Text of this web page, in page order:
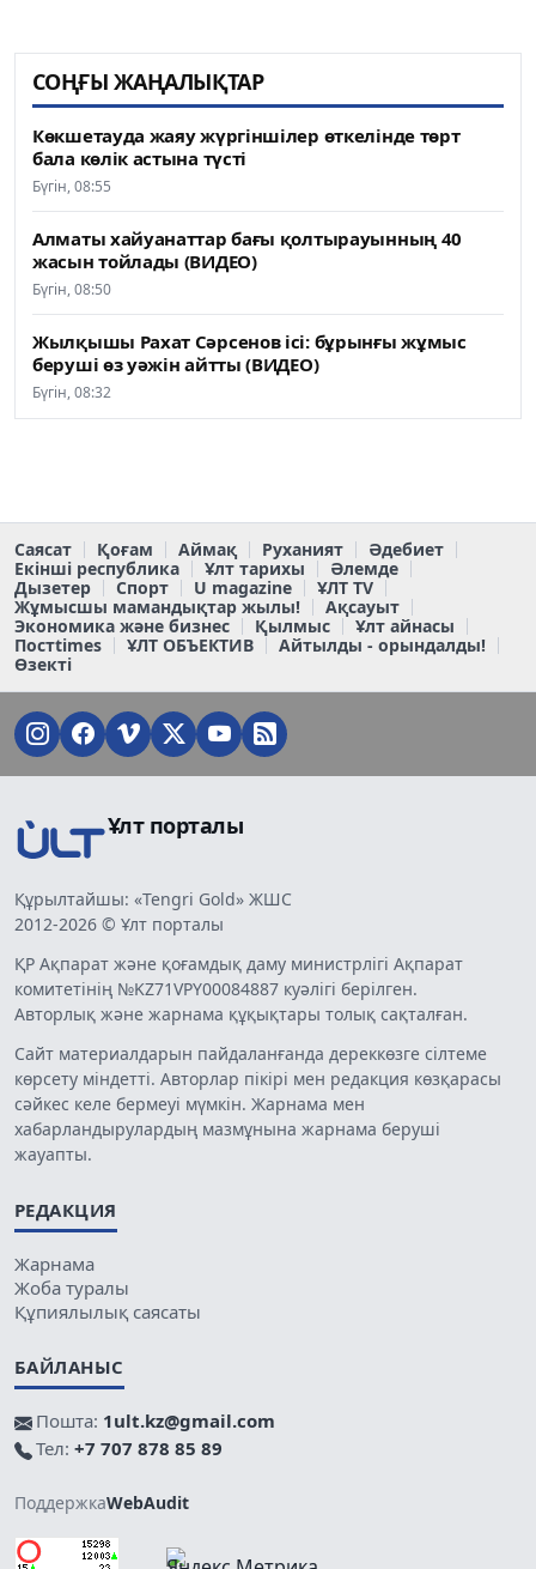
СОҢҒЫ ЖАҢАЛЫҚТАР
Көкшетауда жаяу жүргіншілер өткелінде төрт
бала көлік астына түсті
Бүгін, 08:55
Алматы хайуанаттар бағы қолтырауынның 40
жасын тойлады (ВИДЕО)
Бүгін, 08:50
Жылқышы Рахат Сәрсенов ісі: бұрынғы жұмыс
беруші өз уәжін айтты (ВИДЕО)
Бүгін, 08:32
Саясат Қоғам Аймақ Руханият
Әдебиет
Екінші республика
Ұлт тарихы
Әлемде
Дызетер
Спорт U magazine
ҰЛТ TV
Жұмысшы мамандықтар жылы!
Ақсауыт
Экономика және бизнес
Қылмыс
Ұлт айнасы
Постtimes
ҰЛТ ОБЪЕКТИВ
Айтылды - орындалды!
Өзекті
Ұлт порталы
Құрылтайшы: «Tengri Gold» ЖШС
2012-2026 © Ұлт порталы
ҚР Ақпарат және қоғамдық даму министрлігі Ақпарат
комитетінің №KZ71VPY00084887 куәлігі берілген.
Авторлық және жарнама құқықтары толық сақталған.
Сайт материалдарын пайдаланғанда дереккөзге сілтеме
көрсету міндетті. Авторлар пікірі мен редакция көзқарасы
сәйкес келе бермеуі мүмкін. Жарнама мен
хабарландырулардың мазмұнына жарнама беруші
жауапты.
РЕДАКЦИЯ
Жарнама
Жоба туралы
Құпиялылық саясаты
БАЙЛАНЫС
Пошта: 1ult.kz@gmail.com
Тел: +7 707 878 85 89
ПоддержкаWebAudit